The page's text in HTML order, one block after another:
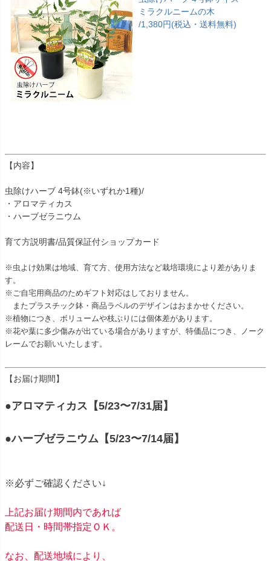
ミラクルニームの木
/1,380円(税込・送料無料)
【内容】
虫除けハーブ 4号鉢(※いずれか1種)/
・アロマティカス
・ハーブゼラニウム
育て方説明書/品質保証付ショップカード
※虫よけ効果は地域、育て方、使用方法など栽培環境により差がありま
す。
※ご自宅用商品のためギフト対応はしておりません。
またプラスチック鉢・商品ラベルのデザインはおまかせください。
※植物につき、ボリュームや枝ぶりには個体差があります。
※花や葉に多少傷みが出ている場合がありますが、特価品につき、ノーク
レームでお願いいたします。
【お届け期間】
●アロマティカス【5/23〜7/31届】
●ハーブゼラニウム【5/23〜7/14届】
※必ずご確認ください↓
上記お届け期間内であれば
配送日・時間帯指定ＯＫ。
なお、配送地域により、